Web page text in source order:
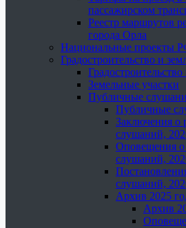
пассажирском
Реестр маршрутов
города Орла
Национальные проекты
Градостроительство и
Земельные участки
Публичные
Публичные
Заключения о
слушаний,
Оповещения о
слушаний,
слушаний,
Архив 2025
Архив